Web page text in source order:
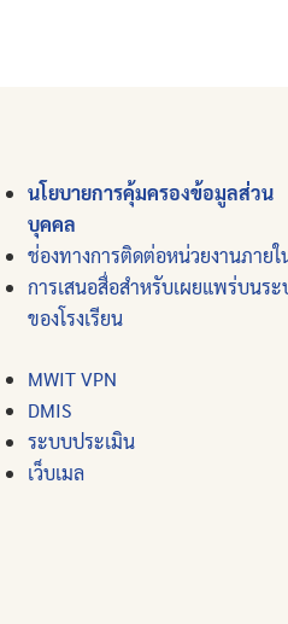
นโยบายการคุ้มครองข้อมูลส่วน
บุคคล
ช่องทางการติดต่อหน่วยงานภายใ
การเสนอสื่อสำหรับเผยแพร่บนร
ของโรงเรียน
MWIT VPN
DMIS
ระบบประเมิน
เว็บเมล